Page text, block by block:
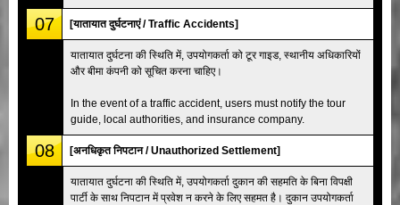
07 [यातायात दुर्घटनाएं / Traffic Accidents]
यातायात दुर्घटना की स्थिति में, उपयोगकर्ता को टूर गाइड, स्थानीय अधिकारियों
और बीमा कंपनी को सूचित करना चाहिए।
In the event of a traffic accident, users must notify the tour
guide, local authorities, and insurance company.
08 [अनधिकृत निपटान / Unauthorized Settlement]
यातायात दुर्घटना की स्थिति में, उपयोगकर्ता दुकान की सहमति के बिना विपक्षी
पार्टी के साथ निपटान में प्रवेश न करने के लिए सहमत है। दुकान उपयोगकर्ता